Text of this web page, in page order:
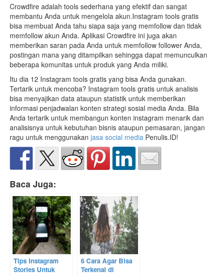
Crowdfire adalah tools sederhana yang efektif dan sangat
membantu Anda untuk mengelola akun.Instagram tools gratis
bisa membuat Anda tahu siapa saja yang memfollow dan tidak
memfollow akun Anda. Aplikasi Crowdfire ini juga akan
memberikan saran pada Anda untuk memfollow follower Anda,
postingan mana yang ditampilkan sehingga dapat memunculkan
beberapa komunitas untuk produk yang Anda miliki.
Itu dia 12 Instagram tools gratis yang bisa Anda gunakan.
Tertarik untuk mencoba? Instagram tools gratis untuk analisis
bisa menyajikan data ataupun statistik untuk memberikan
informasi penjadwalan konten strategi sosial media Anda. Bila
Anda tertarik untuk membangun konten instagram menarik dan
analisisnya untuk kebutuhan bisnis ataupun pemasaran, jangan
ragu untuk menggunakan jasa social media Penulis.ID!
Baca Juga:
Tips Instagram
Stories Untuk
6 Cara Agar Bisa
Terkenal di